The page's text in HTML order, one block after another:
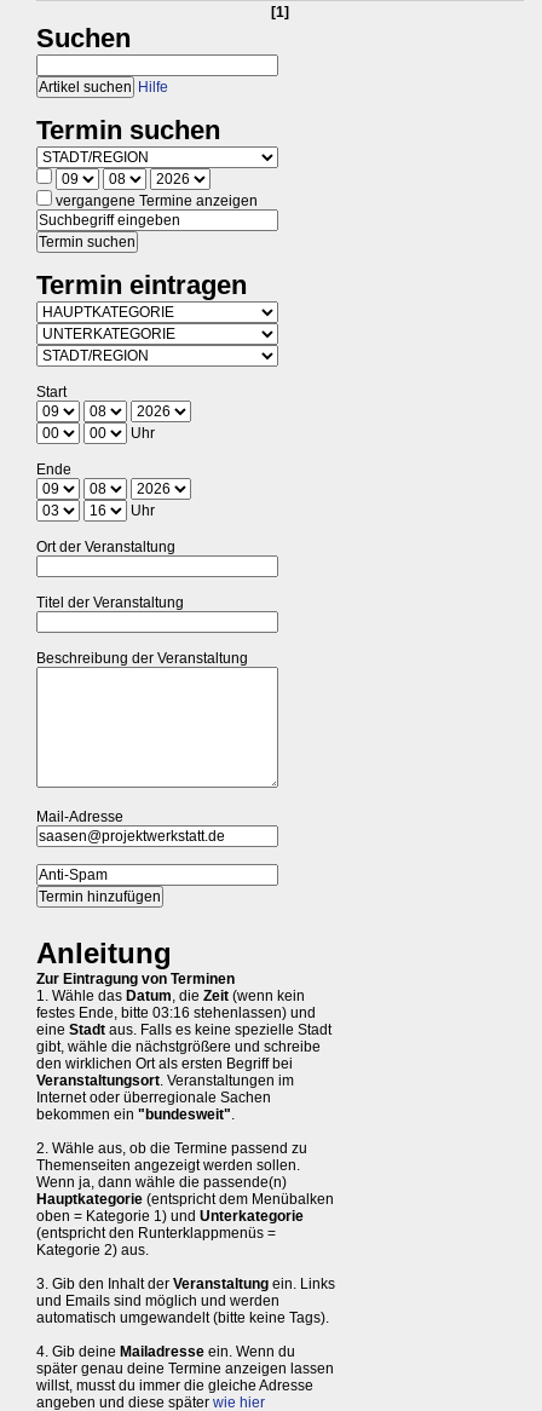
[1]
Suchen
Hilfe
Termin suchen
vergangene Termine anzeigen
Termin eintragen
Start
Uhr
Ende
Uhr
Ort der Veranstaltung
Titel der Veranstaltung
Beschreibung der Veranstaltung
Mail-Adresse
Anleitung
Zur Eintragung von Terminen
1. Wähle das Datum, die Zeit (wenn kein
festes Ende, bitte 03:16 stehenlassen) und
eine Stadt aus. Falls es keine spezielle Stadt
gibt, wähle die nächstgrößere und schreibe
den wirklichen Ort als ersten Begriff bei
Veranstaltungsort. Veranstaltungen im
Internet oder überregionale Sachen
bekommen ein "bundesweit".
2. Wähle aus, ob die Termine passend zu
Themenseiten angezeigt werden sollen.
Wenn ja, dann wähle die passende(n)
Hauptkategorie (entspricht dem Menübalken
oben = Kategorie 1) und Unterkategorie
(entspricht den Runterklappmenüs =
Kategorie 2) aus.
3. Gib den Inhalt der Veranstaltung ein. Links
und Emails sind möglich und werden
automatisch umgewandelt (bitte keine Tags).
4. Gib deine Mailadresse ein. Wenn du
später genau deine Termine anzeigen lassen
willst, musst du immer die gleiche Adresse
angeben und diese später wie hier